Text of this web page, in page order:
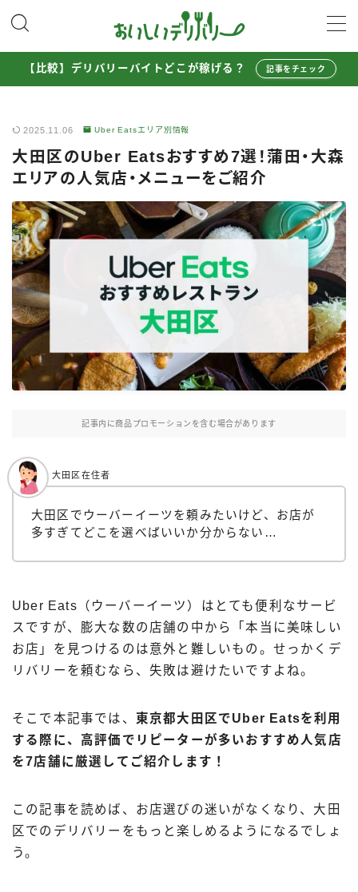
MENU
Uber Eats配達員ガイド
出前館配達員ガイド
ロケットナウ配達員ガイド
配達員272人アンケート調査
収入シミュレーター
配達員の体験談・口コミ
お得に注文する
Uber Eatsの注文ガイド
ロケットナウの注文ガイド
フードデリバリークーポン比較
飲食店として出店する
Uber Eats加盟店ガイド
出店店舗の取材記事
サービスから探す
出前館
menu
【比較】デリバリーバイトどこが稼げる？ 記事をチェック
2025.11.06 Uber Eatsエリア別情報
大田区のUber Eatsおすすめ7選！蒲田・大森
エリアの人気店・メニューをご紹介
記事内に商品プロモーションを含む場合があります
大田区でウーバーイーツを頼みたいけど、お店が
多すぎてどこを選べばいいか分からない…
大田区在住者
Uber Eats（ウーバーイーツ）はとても便利なサービ
スですが、膨大な数の店舗の中から「本当に美味しい
お店」を見つけるのは意外と難しいもの。せっかくデ
リバリーを頼むなら、失敗は避けたいですよね。
そこで本記事では、 東京都大田区でUber Eatsを利用
する際に、高評価でリピーターが多いおすすめ人気店
を7店舗に厳選してご紹介します！
この記事を読めば、お店選びの迷いがなくなり、大田
区でのデリバリーをもっと楽しめるようになるでしょ
う。